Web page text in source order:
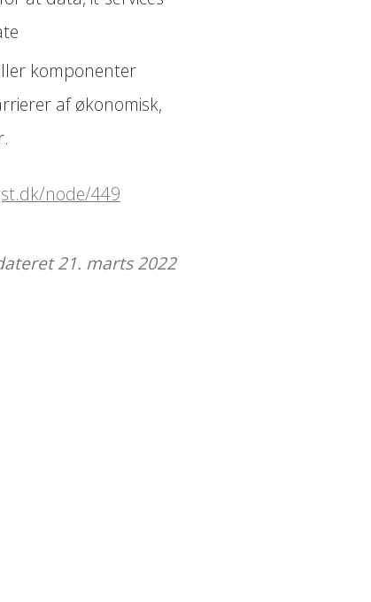
komponenter
af økonomisk,
node/449
21. marts 2022